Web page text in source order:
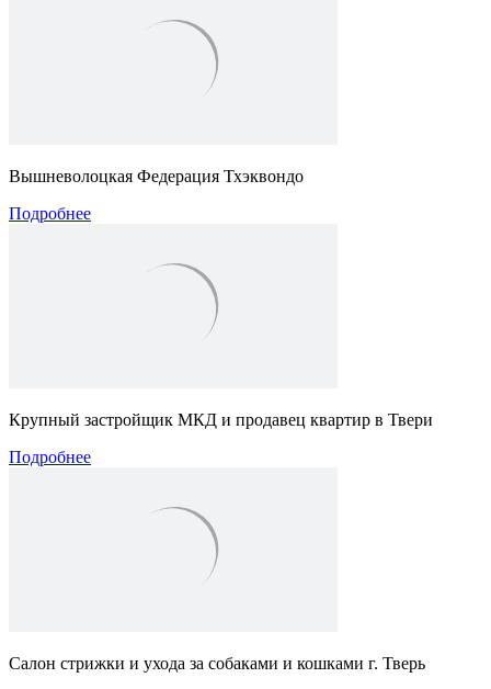
Вышневолоцкая Федерация Тхэквондо
Подробнее
Крупный застройщик МКД и продавец квартир в Твери
Подробнее
Салон стрижки и ухода за собаками и кошками г. Тверь